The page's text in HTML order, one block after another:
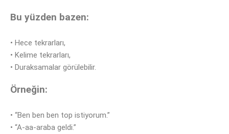
Bu yüzden bazen:
• Hece tekrarları,
• Kelime tekrarları,
• Duraksamalar görülebilir.
Örneğin:
• “Ben ben ben top istiyorum.”
• “A-aa-araba geldi.”